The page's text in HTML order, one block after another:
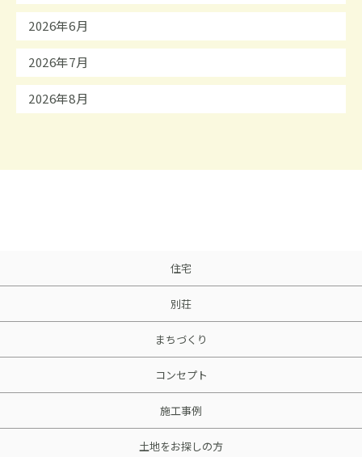
2026年6月
2026年7月
2026年8月
住宅
別荘
まちづくり
コンセプト
施工事例
土地をお探しの方